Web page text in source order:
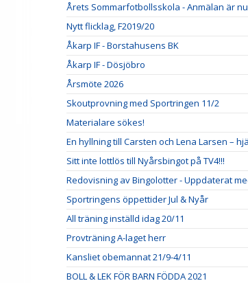
Årets Sommarfotbollsskola - Anmälan är
Nytt flicklag, F2019/20
Åkarp IF - Borstahusens BK
Åkarp IF - Dösjöbro
Årsmöte 2026
Skoutprovning med Sportringen 11/2
Materialare sökes!
En hyllning till Carsten och Lena Larsen –
Sitt inte lottlös till Nyårsbingot på TV4!!!
Redovisning av Bingolotter - Uppdaterat
Sportringens öppettider Jul & Nyår
All träning inställd idag 20/11
Provträning A-laget herr
Kansliet obemannat 21/9-4/11
BOLL & LEK FÖR BARN FÖDDA 2021